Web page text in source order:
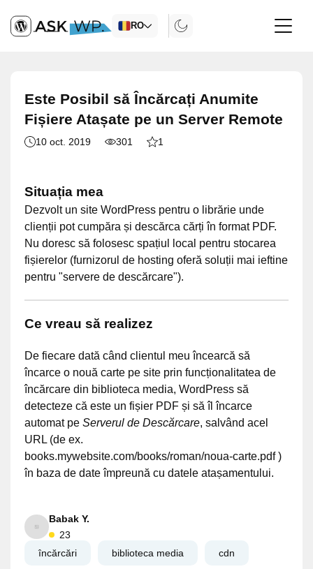
RO
Este Posibil să Încărcați Anumite
Fișiere Atașate pe un Server Remote
10 oct. 2019 301 1
Situația mea
Dezvolt un site WordPress pentru o librărie unde
clienții pot cumpăra și descărca cărți în format PDF.
Nu doresc să folosesc spațiul local pentru stocarea
fișierelor (furnizorul de hosting oferă soluții mai ieftine
pentru "servere de descărcare").
Ce vreau să realizez
De fiecare dată când clientul meu încearcă să
încarce o nouă carte pe site prin funcționalitatea de
încărcare din biblioteca media, WordPress să
detecteze că este un fișier PDF și să îl încarce
automat pe Serverul de Descărcare, salvând acel
URL (de ex.
books.mywebsite.com/books/roman/noua-carte.pdf )
în baza de date împreună cu datele atașamentului.
Babak Y.
23
încărcări
biblioteca media cdn